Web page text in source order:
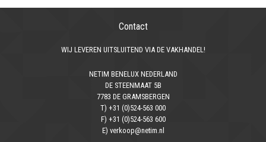
Contact
WIJ LEVEREN UITSLUITEND VIA DE VAKHANDEL!
NETIM BENELUX NEDERLAND
DE STEENMAAT 5B
7783 DE GRAMSBERGEN
T) +31 (0)524-563 000
F) +31 (0)524-563 600
E) verkoop@netim.nl